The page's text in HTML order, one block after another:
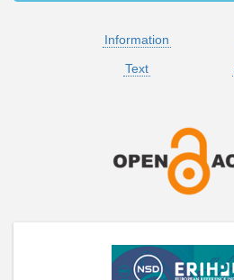
Information
Text